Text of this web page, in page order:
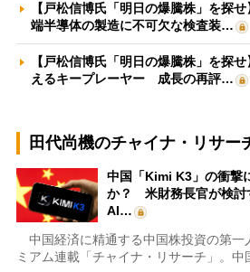
【戸松信博氏「明日の爆騰株」を探
端半導体の製造に不可欠な検査装…
【戸松信博氏「明日の爆騰株」を探
えるキープレーヤー 成長の再評…
田代尚機のチャイナ・リサー
中国「Kimi K3」の衝撃
か？ 米財務長官が検討
AI…
中国経済に精通する中国株投資の第一
ミアム連載「チャイナ・リサーチ」。